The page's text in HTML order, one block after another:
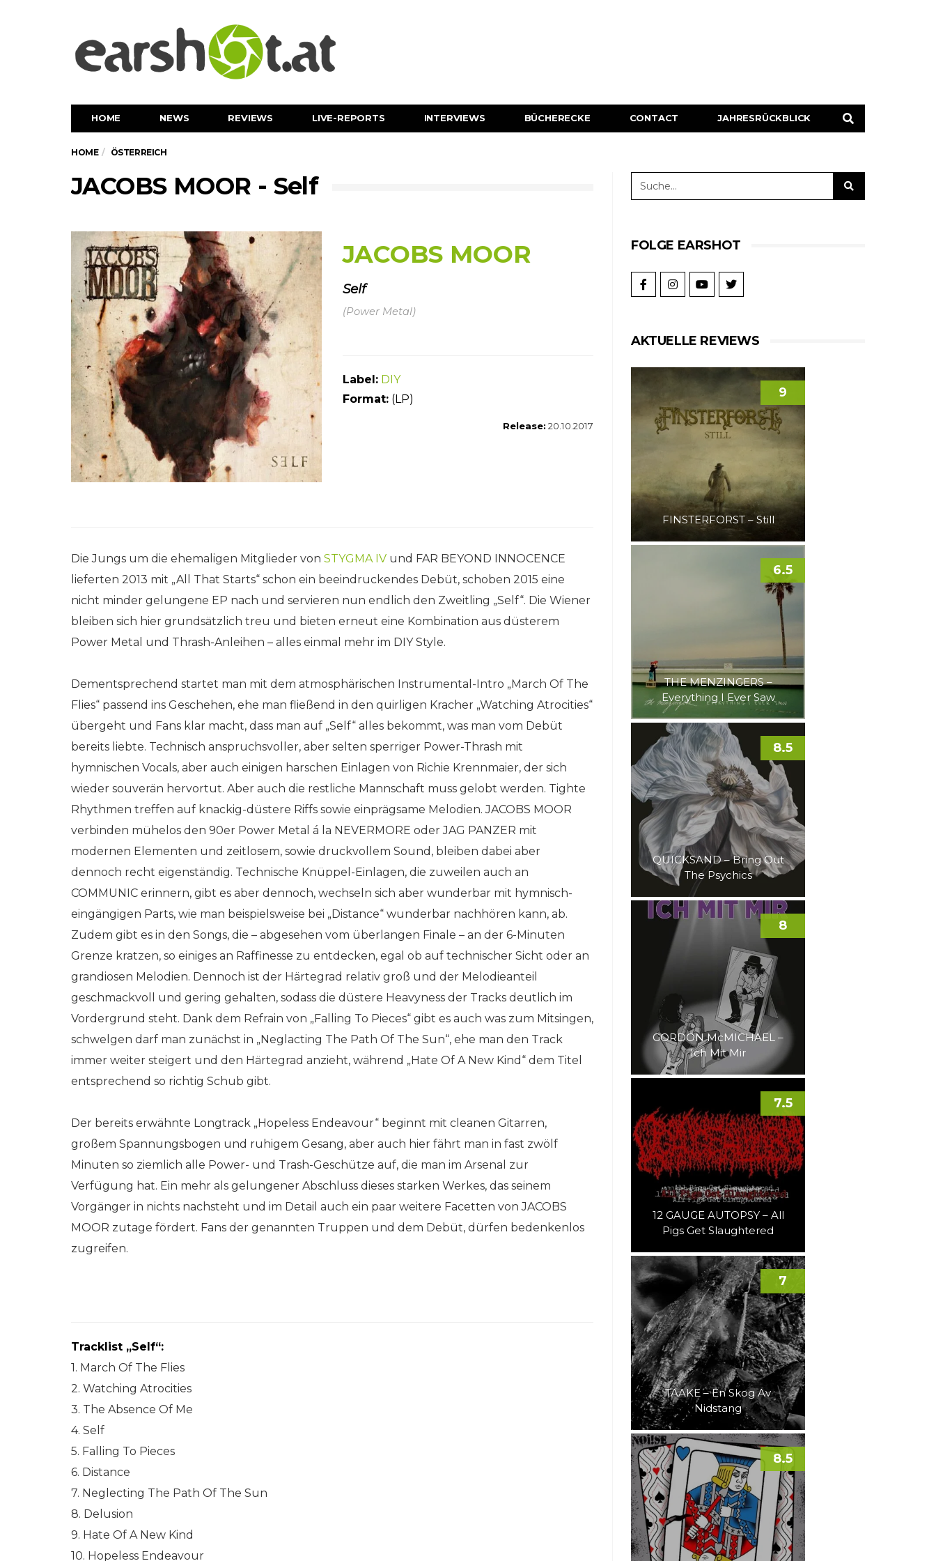
HOME NEWS REVIEWS LIVE-REPORTS INTERVIEWS BÜCHERECKE CONTACT JAHRESRÜCKBLICK
HOME ÖSTERREICH
JACOBS MOOR - Self
JACOBS MOOR
Self
(Power Metal)
Label: DIY
Format: (LP)
Release: 20.10.2017
Die Jungs um die ehemaligen Mitglieder von STYGMA IV und FAR BEYOND INNOCENCE
lieferten 2013 mit „All That Starts“ schon ein beeindruckendes Debüt, schoben 2015 eine
nicht minder gelungene EP nach und servieren nun endlich den Zweitling „Self“. Die Wiener
bleiben sich hier grundsätzlich treu und bieten erneut eine Kombination aus düsterem
Power Metal und Thrash-Anleihen – alles einmal mehr im DIY Style.
Dementsprechend startet man mit dem atmosphärischen Instrumental-Intro „March Of The
Flies“ passend ins Geschehen, ehe man fließend in den quirligen Kracher „Watching Atrocities“
übergeht und Fans klar macht, dass man auf „Self“ alles bekommt, was man vom Debüt
bereits liebte. Technisch anspruchsvoller, aber selten sperriger Power-Thrash mit
hymnischen Vocals, aber auch einigen harschen Einlagen von Richie Krennmaier, der sich
wieder souverän hervortut. Aber auch die restliche Mannschaft muss gelobt werden. Tighte
Rhythmen treffen auf knackig-düstere Riffs sowie einprägsame Melodien. JACOBS MOOR
verbinden mühelos den 90er Power Metal á la NEVERMORE oder JAG PANZER mit
modernen Elementen und zeitlosem, sowie druckvollem Sound, bleiben dabei aber
dennoch recht eigenständig. Technische Knüppel-Einlagen, die zuweilen auch an
COMMUNIC erinnern, gibt es aber dennoch, wechseln sich aber wunderbar mit hymnisch-
eingängigen Parts, wie man beispielsweise bei „Distance“ wunderbar nachhören kann, ab.
Zudem gibt es in den Songs, die – abgesehen vom überlangen Finale – an der 6-Minuten
Grenze kratzen, so einiges an Raffinesse zu entdecken, egal ob auf technischer Sicht oder an
grandiosen Melodien. Dennoch ist der Härtegrad relativ groß und der Melodieanteil
geschmackvoll und gering gehalten, sodass die düstere Heavyness der Tracks deutlich im
Vordergrund steht. Dank dem Refrain von „Falling To Pieces“ gibt es auch was zum Mitsingen,
schwelgen darf man zunächst in „Neglacting The Path Of The Sun“, ehe man den Track
immer weiter steigert und den Härtegrad anzieht, während „Hate Of A New Kind“ dem Titel
entsprechend so richtig Schub gibt.
Der bereits erwähnte Longtrack „Hopeless Endeavour“ beginnt mit cleanen Gitarren,
großem Spannungsbogen und ruhigem Gesang, aber auch hier fährt man in fast zwölf
Minuten so ziemlich alle Power- und Trash-Geschütze auf, die man im Arsenal zur
Verfügung hat. Ein mehr als gelungener Abschluss dieses starken Werkes, das seinem
Vorgänger in nichts nachsteht und im Detail auch ein paar weitere Facetten von JACOBS
MOOR zutage fördert. Fans der genannten Truppen und dem Debüt, dürfen bedenkenlos
zugreifen.
Tracklist „Self“:
1. March Of The Flies
2. Watching Atrocities
3. The Absence Of Me
4. Self
5. Falling To Pieces
6. Distance
7. Neglecting The Path Of The Sun
8. Delusion
9. Hate Of A New Kind
10. Hopeless Endeavour
FOLGE EARSHOT
AKTUELLE REVIEWS
FINSTERFORST – Still
9
THE MENZINGERS –
Everything I Ever Saw
6.5
QUICKSAND – Bring Out
The Psychics
8.5
GORDON McMICHAEL –
Ich Mit Mir
8
12 GAUGE AUTOPSY – All
Pigs Get Slaughtered
7.5
TAAKE – En Skog Av
Nidstang
7
8.5